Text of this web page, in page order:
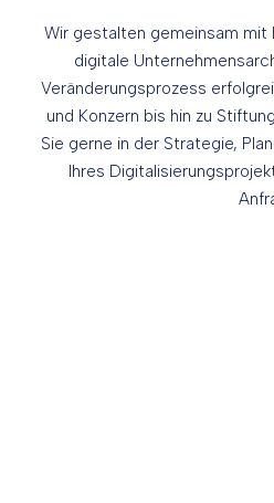
Wir gestalten gemeinsam mit
digitale
Veränderungsprozess
und Konzern bis hin zu
Sie gerne in der Strategie,
Ihres